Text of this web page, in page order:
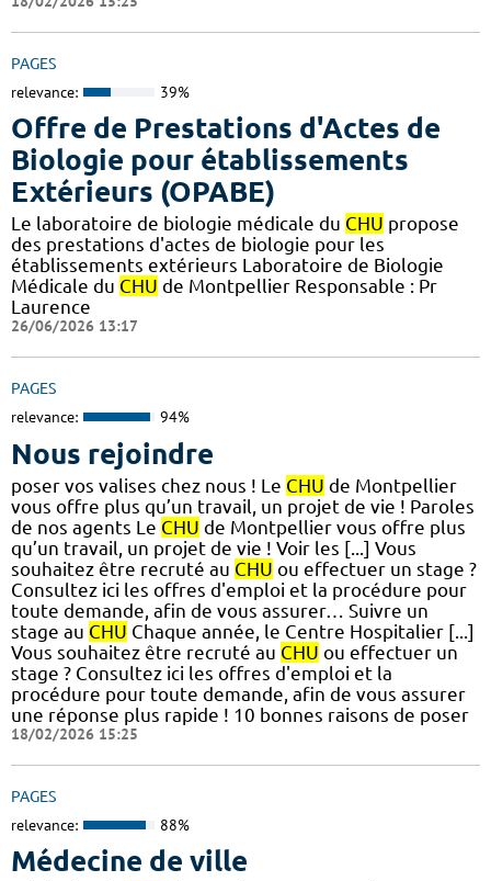
PAGES
relevance: 39%
Offre de Prestations d'Actes de
Biologie pour établissements
Extérieurs (OPABE)
Le laboratoire de biologie médicale du CHU propose
des prestations d'actes de biologie pour les
établissements extérieurs Laboratoire de Biologie
Médicale du CHU de Montpellier Responsable : Pr
Laurence
26/06/2026 13:17
PAGES
relevance: 94%
Nous rejoindre
poser vos valises chez nous ! Le CHU de Montpellier
vous offre plus qu’un travail, un projet de vie ! Paroles
de nos agents Le CHU de Montpellier vous offre plus
qu’un travail, un projet de vie ! Voir les [...] Vous
souhaitez être recruté au CHU ou effectuer un stage ?
Consultez ici les offres d'emploi et la procédure pour
toute demande, afin de vous assurer… Suivre un
stage au CHU Chaque année, le Centre Hospitalier [...]
Vous souhaitez être recruté au CHU ou effectuer un
stage ? Consultez ici les offres d'emploi et la
procédure pour toute demande, afin de vous assurer
une réponse plus rapide ! 10 bonnes raisons de poser
18/02/2026 15:25
PAGES
relevance: 88%
Médecine de ville